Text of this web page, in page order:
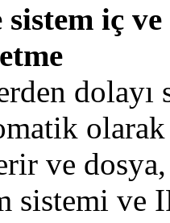
iç
dolayı
olarak
ve dosya,
sistemi ve